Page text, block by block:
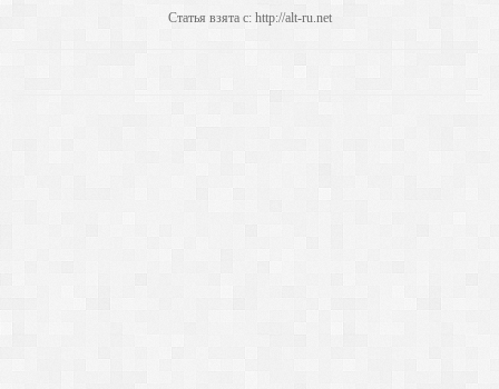
Статья взята с: http://alt-ru.net